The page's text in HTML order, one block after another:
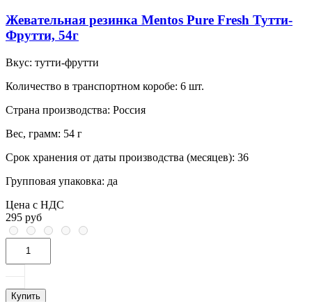
Жевательная резинка Mentos Pure Fresh Тутти-
Фрутти, 54г
Вкус: тутти-фрутти
Количество в транспортном коробе: 6 шт.
Страна производства: Россия
Вес, грамм: 54 г
Срок хранения от даты производства (месяцев): 36
Групповая упаковка: да
Цена с НДС
295 руб
Купить